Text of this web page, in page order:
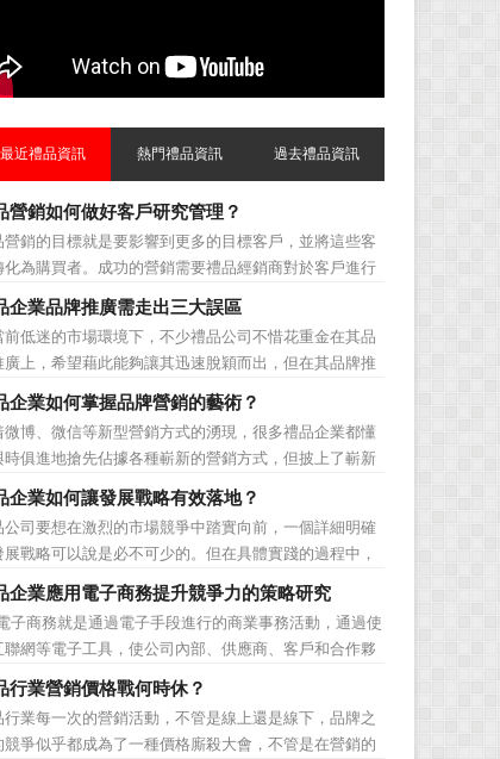
最近禮品資訊 熱門禮品資訊 過去禮品資訊
營銷如何做好客戶研究管理？
營銷的目標就是要影響到更多的目標客戶，並將這些客
化為購買者。成功的營銷需要禮品經銷商對於客戶進行
的分類，了解不同類型客戶的貢獻度，從而有的放矢的
相應的營銷對策，而這需要對於客戶研究方面更多地投
這不僅是銷售環節的事，也需要營銷管理策略的整體支
具體來說，有以下...
企業品牌推廣需走出三大誤區
前低迷的市場環境下，不少禮品公司不惜花重金在其品
廣上，希望藉此能夠讓其迅速脫穎而出，但在其品牌推
營銷管理思路上，也有許多禮品企業走入了幾大誤區而
自拔，這其中，最為常見的誤區有： 誤區一：不清
牌到底在表達什麼 很多禮品企業在推廣品牌之前，
道到...
企業如何掌握品牌營銷的藝術？
微博、微信等新型營銷方式的湧現，很多禮品企業都懂
時俱進地搶先佔據各種嶄新的營銷方式，但披上了嶄新
銷軀殼，卻沒有掌握營銷的靈魂。要知道，營銷真正的
不是將品牌鋪設到消費者眼前，而是將品牌印到消費者
與消費者的心理距離的拉近，並不是一朝一夕的事
需要做好持...
企業如何讓發展戰略有效落地？
公司要想在激烈的市場競爭中踏實向前，一個詳細明確
展戰略可以說是必不可少的。但在具體實踐的過程中，
將其貫徹執行也是一大難處。究其原因，一則是計劃不
化快，真的按戰略規划去做可能會帶來風險。二則是新
往往與老闆的成功經驗不完全一致，原有路徑的依賴又
感到不執行戰略日...
企業應用電子商務提升競爭力的策略研究
商務就是通過電子手段進行的商業事務活動，通過使
聯網等電子工具，使公司內部、供應商、客戶和合作夥
間，利用電子業務共享信息，實現企業間業務流程的電
，配合企業內部的電子化生產管理系統，提高企業的生
庫存、流通和資金等各個環節的效率。它具有結構性、
性、社...
行業營銷價格戰何時休？
行業每一次的營銷活動，不管是線上還是線下，品牌之
競爭似乎都成為了一種價格廝殺大會，不管是在營銷的